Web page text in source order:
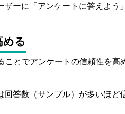
ーに「アンケートに答えよう
る
ことでアンケートの信頼性を高
答数（サンプル）が多いほど